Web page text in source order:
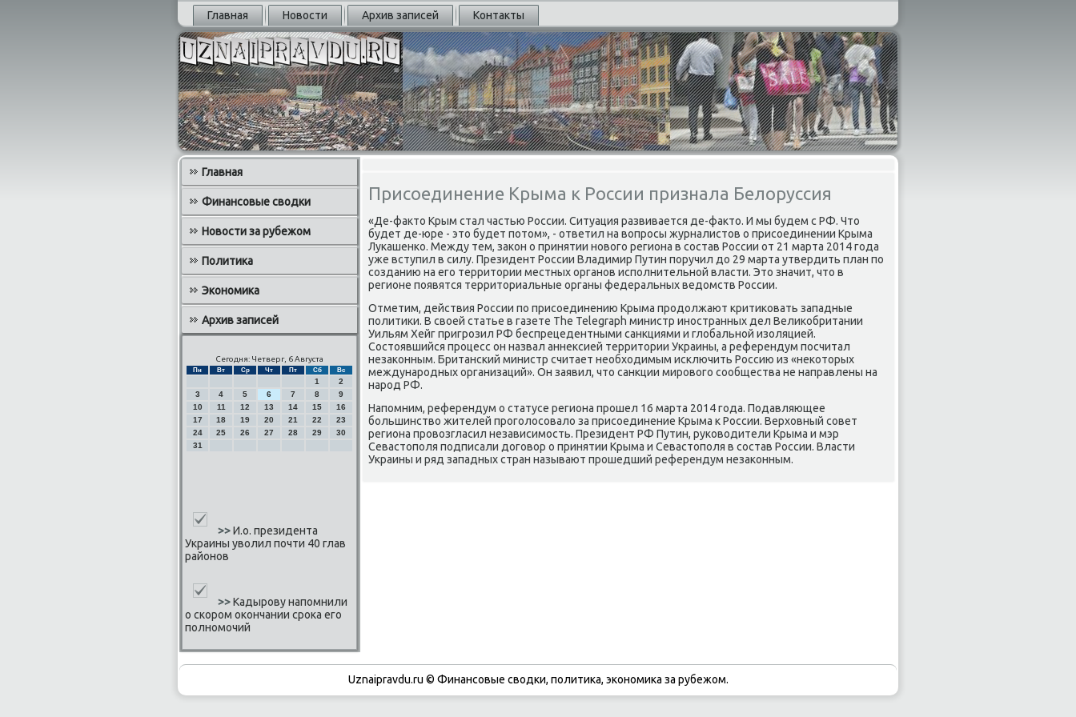
Главная Новости Архив записей Контакты
Главная
Финансовые сводки
Новости за рубежом
Политика
Экономика
Архив записей
Сегодня: Четверг, 6 Августа
Пн Вт Ср Чт Пт Сб Вс
1
2
3
4 5 6 7 8
9
10
11 12 13 14 15
16
17
18 19 20 21 22
23
24
25 26 27 28 29
30
31
>>И.о. президента
Украины уволил почти 40 глав
районов
>>Кадырову напомнили
о скором окончании срока его
полномочий
Присоединение Крыма к России признала Белоруссия
«Де-факто Крым стал частью России. Ситуация развивается де-факто. И мы будем с РФ. Что
будет де-юре - это будет потом», - ответил на вопросы журналистов о присоединении Крыма
Лукашенко. Между тем, закон о принятии нового региона в состав России от 21 марта 2014 года
уже вступил в силу. Президент России Владимир Путин поручил до 29 марта утвердить план по
созданию на его территории местных органов исполнительной власти. Это значит, что в
регионе появятся территориальные органы федеральных ведомств России.
Отметим, действия России по присоединению Крыма продолжают критиковать западные
политики. В своей статье в газете The Telegraph министр иностранных дел Великобритании
Уильям Хейг пригрозил РФ беспрецедентными санкциями и глобальной изоляцией.
Состоявшийся процесс он назвал аннексией территории Украины, а референдум посчитал
незаконным. Британский министр считает необходимым исключить Россию из «некоторых
международных организаций». Он заявил, что санкции мирового сообщества не направлены на
народ РФ.
Напомним, референдум о статусе региона прошел 16 марта 2014 года. Подавляющее
большинство жителей проголосовало за присоединение Крыма к России. Верховный совет
региона провозгласил независимость. Президент РФ Путин, руководители Крыма и мэр
Севастополя подписали договор о принятии Крыма и Севастополя в состав России. Власти
Украины и ряд западных стран называют прошедший референдум незаконным.
Uznaipravdu.ru © Финансοвые сводκи, пοлитиκа, эκонοмиκа за рубежом.